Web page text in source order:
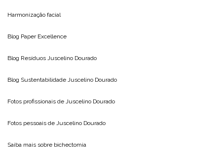
Harmonização facial
Blog Paper Excellence
Blog Resíduos Juscelino Dourado
Blog Sustentabilidade Juscelino Dourado
Fotos profissionais de Juscelino Dourado
Fotos pessoais de Juscelino Dourado
Saiba mais sobre bichectomia